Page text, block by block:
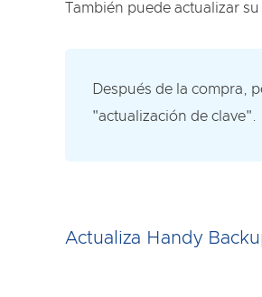
También puede actualizar
Después de la compra,
"actualización de clave".
Actualiza Handy